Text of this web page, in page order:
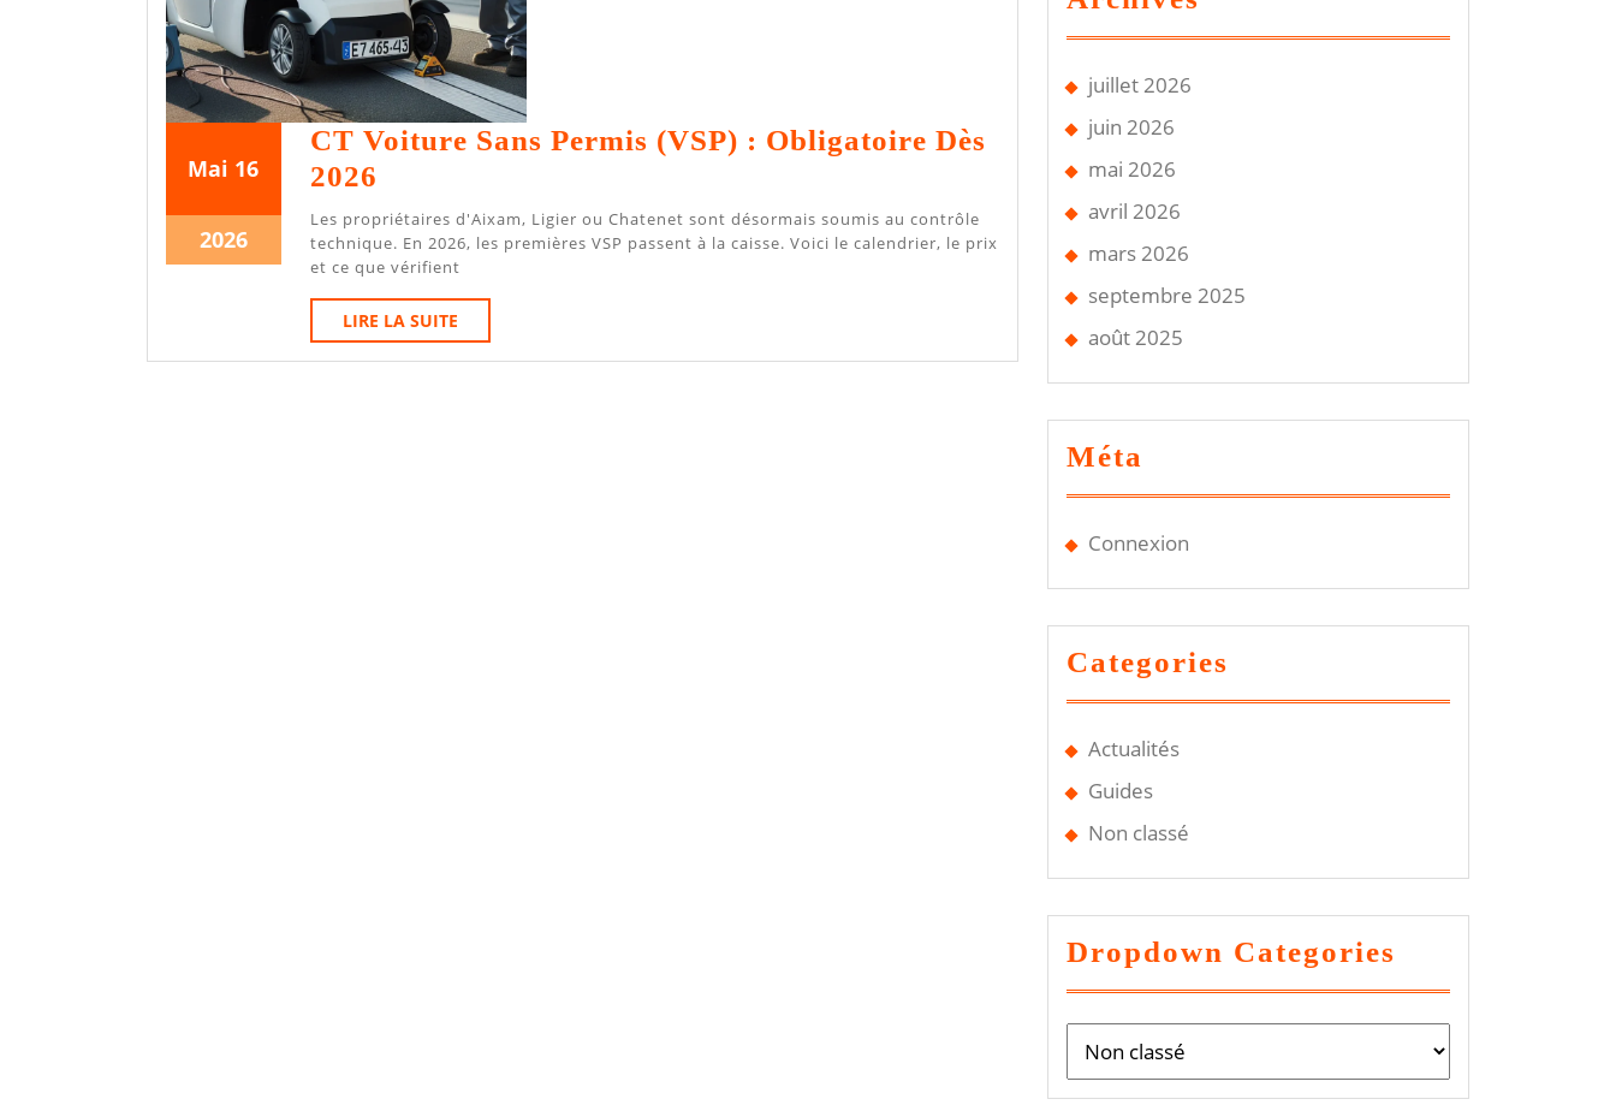
Mai 16
2026
1616
202616
mai
CT Voiture Sans Permis (VSP) : Obligatoire Dès
2026
Voiture
Sans
Permis
(VSP)
:
Les propriétaires d'Aixam, Ligier ou Chatenet sont désormais soumis au contrôle
technique. En 2026, les premières VSP passent à la caisse. Voici le calendrier, le prix
et ce que vérifient
LIRE LA SUITELIRE
LA
SUITE
juillet 2026
juin 2026
mai 2026
avril 2026
mars 2026
septembre 2025
août 2025
Méta
Connexion
Categories
Actualités
Guides
Non classé
Dropdown Categories